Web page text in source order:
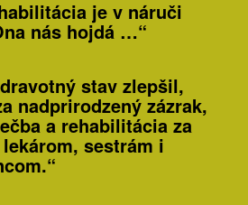
je v náruči
nás hojdá …“
stav zlepšil,
nadprirodzený zázrak,
a rehabilitácia za
sestrám i